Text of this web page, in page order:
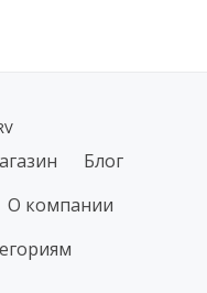
Блог
О компании